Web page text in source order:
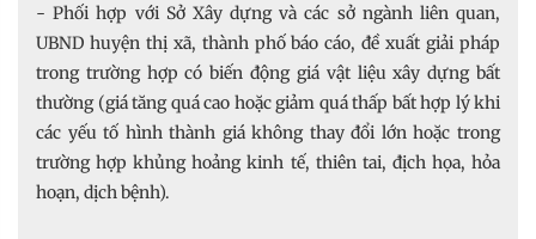
- Phối hợp với Sở Xây dựng và các sở ngành liên quan,
UBND huyện thị xã, thành phố báo cáo, đề xuất giải pháp
trong trường hợp có biến động giá vật liệu xây dựng bất
thường (giá tăng quá cao hoặc giảm quá thấp bất hợp lý khi
các yếu tố hình thành giá không thay đổi lớn hoặc trong
trường hợp khủng hoảng kinh tế, thiên tai, địch họa, hỏa
hoạn, dịch bệnh).